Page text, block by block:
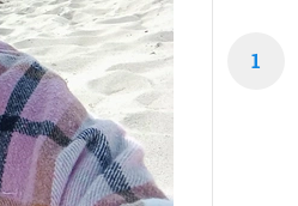
1